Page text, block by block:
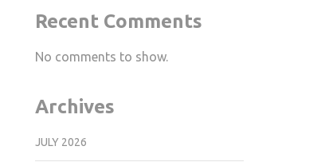
Recent Comments
No comments to show.
Archives
JULY 2026